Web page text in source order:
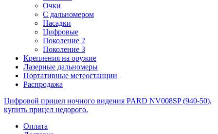
Очки
С дальномером
Насадки
Цифровые
Поколение 2
Поколение 3
Крепления на оружие
Лазерные дальномеры
Портативные метеостанции
Распродажа
Цифровой прицел ночного видения PARD NV008SP (940-50),
купить прицел недорого.
Оплата